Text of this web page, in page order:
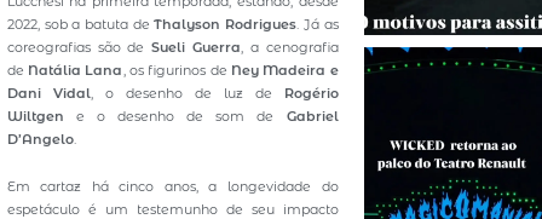
2022, sob a batuta deThalyson Rodrigues . Já as
coreografias são deSueli Guerra , a cenografia
de Natália Lana , os figurinos de Ney Madeira e
Dani Vidal , o desenho de luz de
Rogério
Wiltgen e o desenho de som de Gabriel
D’Angelo.
Em cartaz há cinco anos, a longevidade do
espetáculo é um testemunho de seu impacto